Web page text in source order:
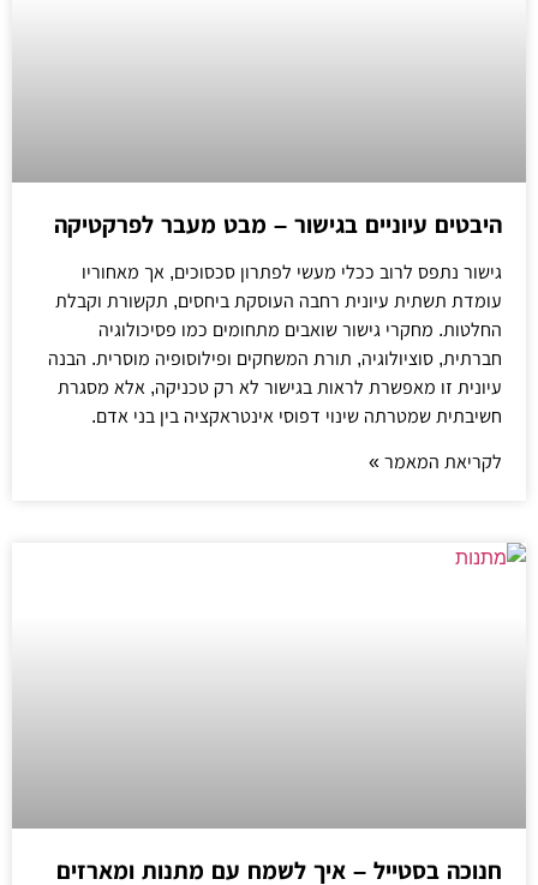
היבטים עיוניים בגישור – מבט מעבר לפרקטיקה
גישור נתפס לרוב ככלי מעשי לפתרון סכסוכים, אך מאחוריו
עומדת תשתית עיונית רחבה העוסקת ביחסים, תקשורת וקבלת
החלטות. מחקרי גישור שואבים מתחומים כמו פסיכולוגיה
חברתית, סוציולוגיה, תורת המשחקים ופילוסופיה מוסרית. הבנה
עיונית זו מאפשרת לראות בגישור לא רק טכניקה, אלא מסגרת
חשיבתית שמטרתה שינוי דפוסי אינטראקציה בין בני אדם.
לקריאת המאמר »
חנוכה בסטייל – איך לשמח עם מתנות ומארזים